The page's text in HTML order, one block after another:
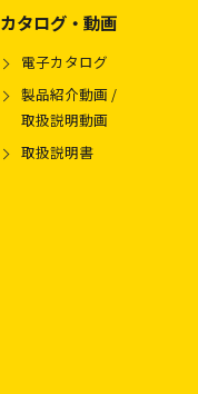
カタログ・動画
電子カタログ
製品紹介動画 /
取扱説明動画
取扱説明書